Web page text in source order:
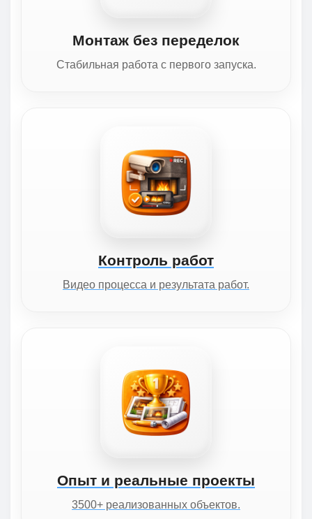
Монтаж без переделок
Стабильная работа с первого запуска.
Контроль работ
Видео процесса и результата работ.
Опыт и реальные проекты
3500+ реализованных объектов.